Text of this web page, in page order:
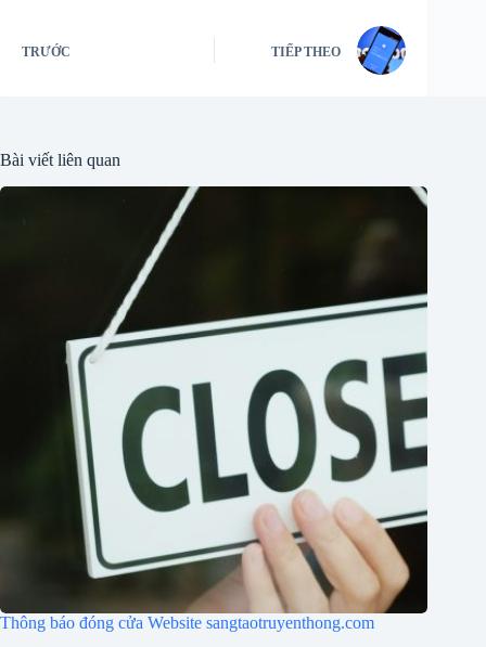
TRƯỚC TIẾP THEO
Bài viết liên quan
Thông báo đóng cửa Website sangtaotruyenthong.com